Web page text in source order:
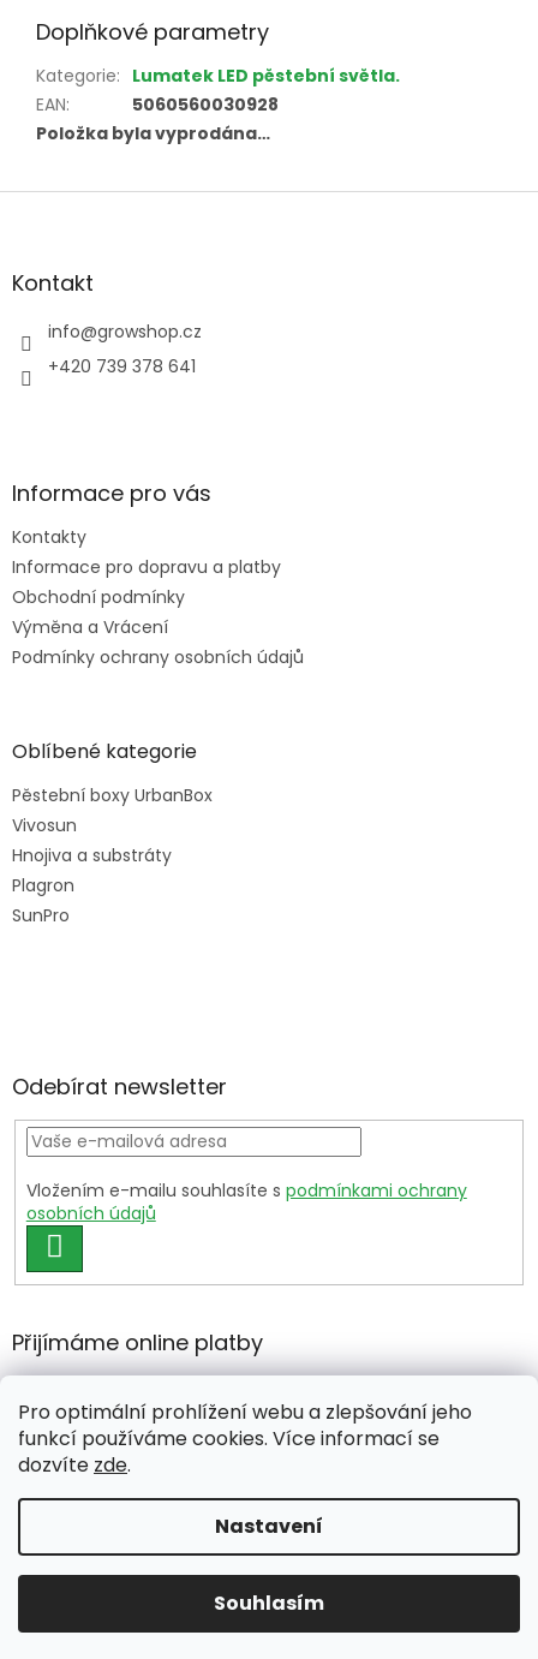
Pro optimální prohlížení webu a zlepšování jeho
funkcí používáme cookies. Více informací se
dozvíte zde.
Nastavení
Souhlasím
Doplňkové parametry
Kategorie: Lumatek LED pěstební světla.
EAN:
5060560030928
Položka byla vyprodána…
Z
aKontakt
info@growshop.cz
+420 739 378 641
Informace pro vás
Kontakty
Informace pro dopravu a platby
Obchodní podmínky
Výměna a Vrácení
Podmínky ochrany osobních údajů
Oblíbené kategorie
Pěstební boxy UrbanBox
Vivosun
Hnojiva a substráty
Plagron
SunPro
Odebírat newsletter
Vložením e-mailu souhlasíte s podmínkami ochrany
osobních údajů
SE
Přijímáme online platby
Vytvořil Shoptet Premium
Copyright 2026growshop.cz. Všechna práva vyhrazena.
Upravit nastavení cookies